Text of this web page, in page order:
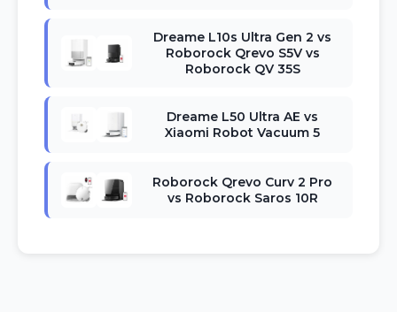
Dreame L10s Ultra Gen 2 vs
Roborock Qrevo S5V vs
Roborock QV 35S
Dreame L50 Ultra AE vs
Xiaomi Robot Vacuum 5
Roborock Qrevo Curv 2 Pro
vs Roborock Saros 10R